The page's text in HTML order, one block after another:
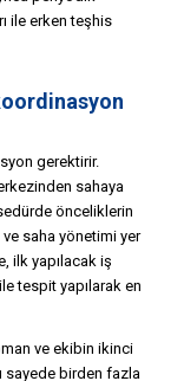
ile erken teşhis
gerektirir.
sahaya
önceliklerin
saha yönetimi yer
ilk yapılacak iş
tespit yapılarak en
ve ekibin ikinci
sayede birden fazla